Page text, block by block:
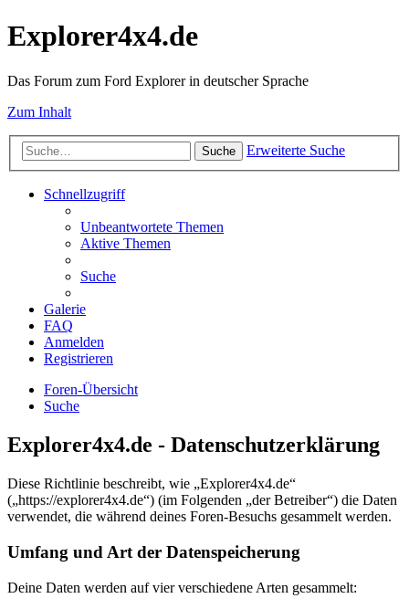
Explorer4x4.de
Das Forum zum Ford Explorer in deutscher Sprache
Zum Inhalt
Suche Erweiterte Suche
Schnellzugriff
Unbeantwortete Themen
Aktive Themen
Suche
Galerie
FAQ
Anmelden
Registrieren
Foren-Übersicht
Suche
Explorer4x4.de - Datenschutzerklärung
Diese Richtlinie beschreibt, wie „Explorer4x4.de“
(„https://explorer4x4.de“) (im Folgenden „der Betreiber“) die Daten
verwendet, die während deines Foren-Besuchs gesammelt werden.
Umfang und Art der Datenspeicherung
Deine Daten werden auf vier verschiedene Arten gesammelt: